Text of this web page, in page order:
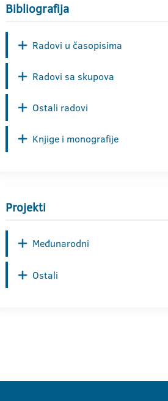
Bibliografija
Radovi u časopisima
Radovi sa skupova
Ostali radovi
Knjige i monografije
Projekti
Međunarodni
Ostali